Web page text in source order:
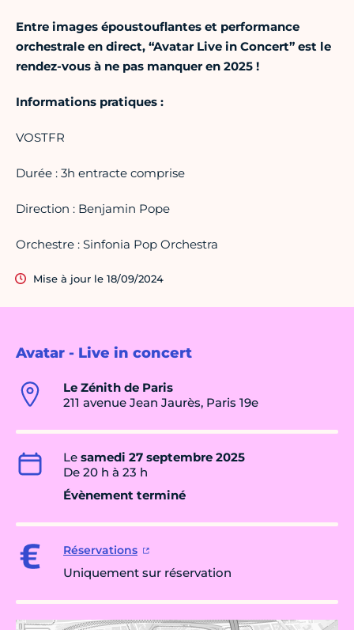
Avatar - Live in concert
Le Zénith de Paris
211 avenue Jean Jaurès, Paris 19e
Le samedi 27 septembre 2025
De 20 h à 23 h
Évènement terminé
Réservations
Uniquement sur réservation
Entre images époustouflantes et performance
orchestrale en direct, “Avatar Live in Concert” est le
rendez-vous à ne pas manquer en 2025 !
Informations pratiques :
VOSTFR
Durée : 3h entracte comprise
Direction : Benjamin Pope
Orchestre : Sinfonia Pop Orchestra
Mise à jour le 18/09/2024